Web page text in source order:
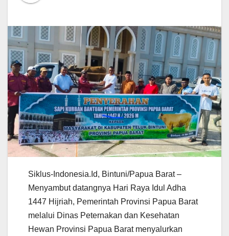
Siklus-Indonesia.Id, Bintuni/Papua Barat –
Menyambut datangnya Hari Raya Idul Adha
1447 Hijriah, Pemerintah Provinsi Papua Barat
melalui Dinas Peternakan dan Kesehatan
Hewan Provinsi Papua Barat menyalurkan